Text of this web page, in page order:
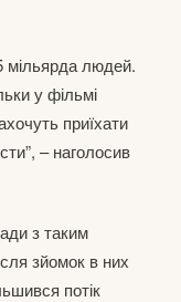
мільярда людей.
у фільмі
приїхати
– наголосив
з таким
зйомок в них
потік